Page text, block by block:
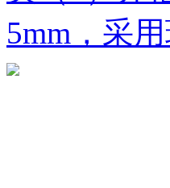
5mm，采